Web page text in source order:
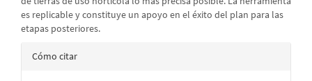
es replicable y constituye un apoyo en el éxito del plan para las
etapas posteriores.
Detalles
Cómo citar